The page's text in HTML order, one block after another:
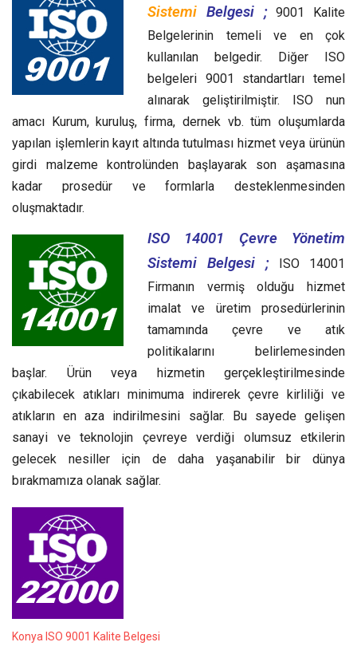
Sistemi Belgesi ;9001 Kalite
Belgelerinin temeli ve en çok
kullanılan belgedir. Diğer ISO
belgeleri 9001 standartları temel
alınarak geliştirilmiştir. ISO nun
amacı Kurum, kuruluş, firma, dernek vb. tüm oluşumlarda
yapılan işlemlerin kayıt altında tutulması hizmet veya ürünün
girdi malzeme kontrolünden başlayarak son aşamasına
kadar prosedür ve formlarla desteklenmesinden
oluşmaktadır.
ISO 14001 Çevre Yönetim
Sistemi Belgesi ;
ISO 14001
Firmanın vermiş olduğu hizmet
imalat ve üretim prosedürlerinin
tamamında çevre ve atık
politikalarını belirlemesinden
başlar. Ürün veya hizmetin gerçekleştirilmesinde
çıkabilecek atıkları minimuma indirerek çevre kirliliği ve
atıkların en aza indirilmesini sağlar. Bu sayede gelişen
sanayi ve teknolojin çevreye verdiği olumsuz etkilerin
gelecek nesiller için de daha yaşanabilir bir dünya
bırakmamıza olanak sağlar.
Konya ISO 9001 Kalite Belgesi